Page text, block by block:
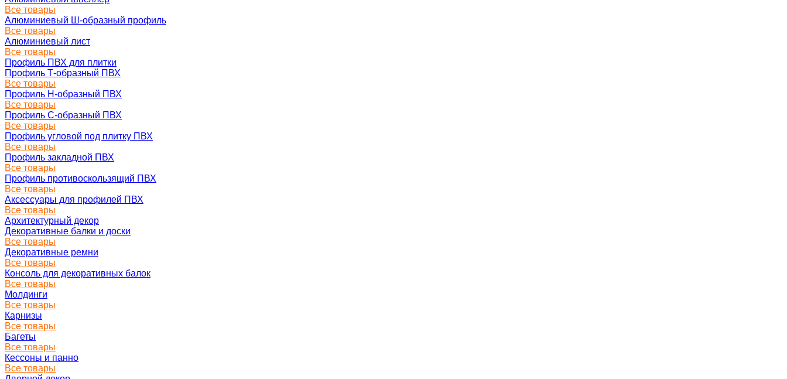
Все товары
Алюминиевый Ш-образный профиль
Все товары
Алюминиевый лист
Все товары
Профиль ПВХ для плитки
Профиль Т-образный ПВХ
Все товары
Профиль H-образный ПВХ
Все товары
Профиль C-образный ПВХ
Все товары
Профиль угловой под плитку ПВХ
Все товары
Профиль закладной ПВХ
Все товары
Профиль противоскользящий ПВХ
Все товары
Аксессуары для профилей ПВХ
Все товары
Архитектурный декор
Декоративные балки и доски
Все товары
Декоративные ремни
Все товары
Консоль для декоративных балок
Все товары
Молдинги
Все товары
Карнизы
Все товары
Багеты
Все товары
Кессоны и панно
Все товары